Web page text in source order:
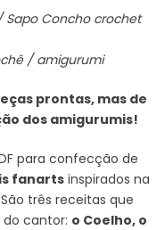
Sapo Concho crochet
/ amigurumi
prontas, mas de
dos amigurumis!
para confecção de
fanarts inspirados na
São três receitas que
cantor: o Coelho, o